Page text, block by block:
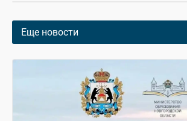
Еще новости